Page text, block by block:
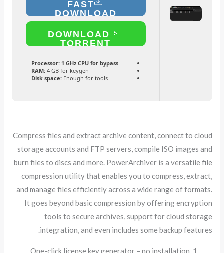
FAST
DOWNLOAD
DOWNLOAD
TORRENT
Processor:1 GHz CPU for bypass
RAM:4 GB for keygen
Disk space:Enough for tools
Compress files and extract archive content, connect to cloud
storage accounts and FTP servers, compile ISO images and
burn files to discs and more. PowerArchiver is a versatile file
compression utility that enables you to compress, extract,
and manage files efficiently across a wide range of formats.
It goes beyond basic compression by offering encryption
tools to secure archives, support for cloud storage
integration, and even includes some backup features.
One-click license key generator – no installation